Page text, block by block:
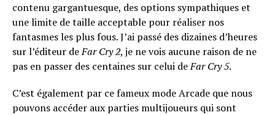
contenu gargantuesque, des options sympathiques et
une limite de taille acceptable pour réaliser nos
fantasmes les plus fous. J’ai passé des dizaines d’heures
sur l’éditeur deFar Cry 2, je ne vois aucune raison de ne
pas en passer des centaines sur celui deFar Cry 5.
C’est également par ce fameux mode Arcade que nous
pouvons accéder aux parties multijoueurs qui sont